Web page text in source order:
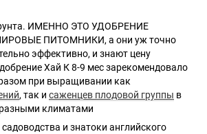
ИМЕННО ЭТО УДОБРЕНИЕ
ПИТОМНИКИ, а они уж точно
эффективно, и знают цену
Хай К 8-9 мес зарекомендовало
при выращивании как
, так и саженцев плодовой группы в
климатами
и знатоки английского